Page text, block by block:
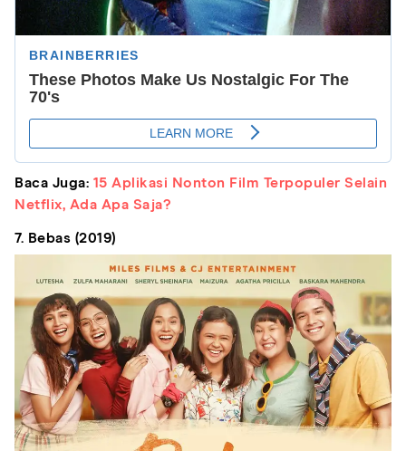
Baca Juga: 15 Aplikasi Nonton Film Terpopuler Selain
Netflix, Ada Apa Saja?
7. Bebas (2019)